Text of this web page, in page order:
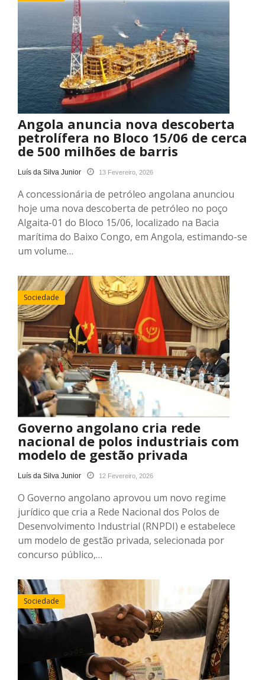
Angola anuncia nova descoberta
petrolífera no Bloco 15/06 de cerca
de 500 milhões de barris
Luís da Silva Junior 13 Fevereiro, 2026
A concessionária de petróleo angolana anunciou
hoje uma nova descoberta de petróleo no poço
Algaita-01 do Bloco 15/06, localizado na Bacia
marítima do Baixo Congo, em Angola, estimando-se
um volume…
Sociedade
Governo angolano cria rede
nacional de polos industriais com
modelo de gestão privada
Luís da Silva Junior 12 Fevereiro, 2026
O Governo angolano aprovou um novo regime
jurídico que cria a Rede Nacional dos Polos de
Desenvolvimento Industrial (RNPDI) e estabelece
um modelo de gestão privada, selecionada por
concurso público,…
Sociedade